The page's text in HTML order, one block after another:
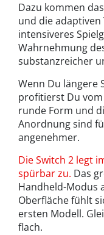
Dazu kommen
und die adaptiven
intensiveres
Wahrnehmung
substanzreicher
Wenn Du längere
profitierst Du
runde Form und
Anordnung sind
angenehmer.
Die Switch 2 legt
spürbar zu. Das
Handheld-Modus
Oberfläche fühlt
ersten Modell.
flach.